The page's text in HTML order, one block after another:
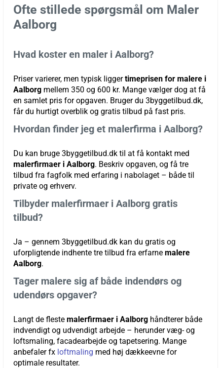
Ofte stillede spørgsmål om Maler
Aalborg
Hvad koster en maler i Aalborg?
Priser varierer, men typisk liggertimeprisen for malere i
Aalborg mellem 350 og 600 kr. Mange vælger dog at få
en samlet pris for opgaven. Bruger du 3byggetilbud.dk,
får du hurtigt overblik og gratis tilbud på fast pris.
Hvordan finder jeg et malerfirma i Aalborg?
Du kan bruge 3byggetilbud.dk til at få kontakt med
malerfirmaer i Aalborg. Beskriv opgaven, og få tre
tilbud fra fagfolk med erfaring i nabolaget – både til
private og erhverv.
Tilbyder malerfirmaer i Aalborg gratis
tilbud?
Ja – gennem 3byggetilbud.dk kan du gratis og
uforpligtende indhente tre tilbud fra erfarne malere
Aalborg.
Tager malere sig af både indendørs og
udendørs opgaver?
Langt de fleste malerfirmaer i Aalborg håndterer både
indvendigt og udvendigt arbejde – herunder væg- og
loftsmaling, facadearbejde og tapetsering. Mange
anbefaler fx loftmaling med høj dækkeevne for
optimale resultater.